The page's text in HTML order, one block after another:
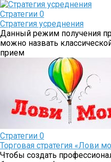
Стратегии 0
Стратегия усреднения
Данный режим получения
можно назвать
прием
Стратегии 0
Торговая стратегия «Лови
Чтобы создать